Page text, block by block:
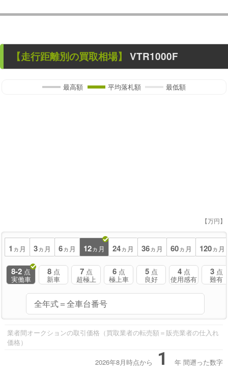
【走行距離別の買取相場】 VTR1000F
最高額 平均落札額 最低額
【万円】
1 ヵ月 3ヵ月 6ヵ月 12ヵ月 24ヵ月 36ヵ月 60ヵ月 120ヵ月
8-2 点
実働車
8 点
新車
7 点
超極上
6 点
極上車
5 点
良好
4 点
使用感有
3 点
難有
業者間オークションの取引価格（買取業者の転売額＝販売業者の仕入れ
価格）
2026年8月時点から 1 年 間遡った数字